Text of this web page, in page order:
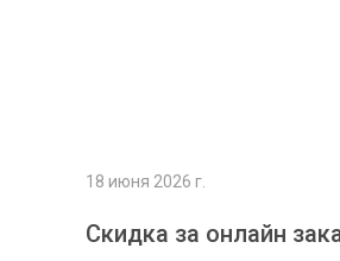
18 июня 2026 г.
Скидка за онлайн